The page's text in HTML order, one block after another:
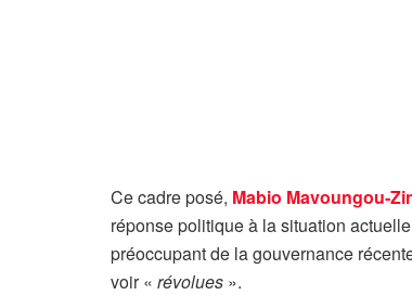
Ce cadre posé, Mabio
réponse politique à la situation
préoccupant de la gouvernance
voir « révolues ».